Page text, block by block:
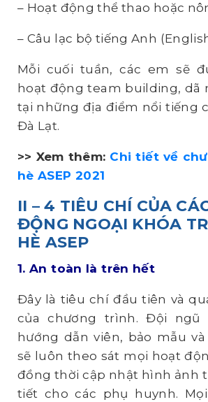
– Hoạt động thể thao hoặc
– Câu lạc bộ tiếng Anh
Mỗi cuối tuần, các em sẽ
hoạt động team building, dã
tại những địa điểm nổi tiếng
Đà Lạt.
>> Xem thêm: Chi tiết về
hè ASEP 2021
II – 4 TIÊU CHÍ CỦA
ĐỘNG NGOẠI KHÓA
HÈ ASEP
1. An toàn là trên hết
Đây là tiêu chí đầu tiên và
của chương trình. Đội ngũ
hướng dẫn viên, bảo mẫu
sẽ luôn theo sát mọi hoạt
đồng thời cập nhật hình ảnh
tiết cho các phụ huynh.